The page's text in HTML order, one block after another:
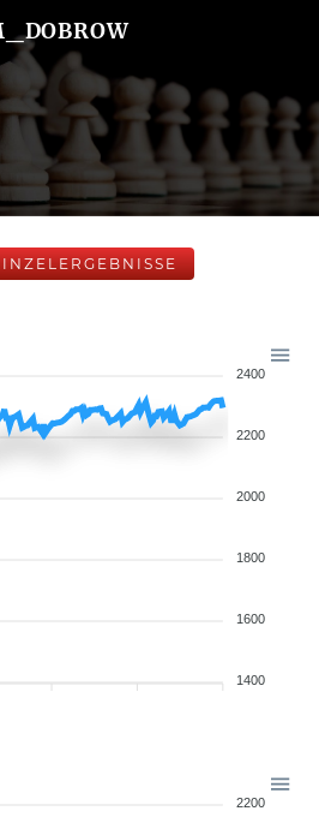
2400
2200
2000
1800
1600
1400
2200